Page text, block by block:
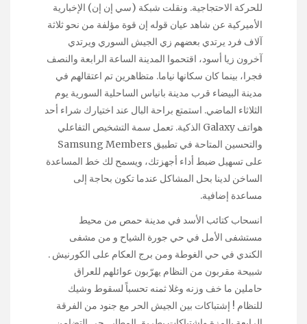
للحركة الاحتجاجية. ونقلت شبكة (سي إن إن) الإخبارية
الأميركية عن شاهد عيان قوله إن قوة مؤلفة من نحو ثلاثة
آلاف فرد يرتدي بعضهم زي الجيش السوري ويرتدي
آخرون زيا أسود، اقتحموا المدينة الساعة الرابعة والنصف
فجرا، بينما كان سكانها نياما. متظاهرين تم اعتقالهم في
مدينة البيضاء قرب مدينة بانياس الساحلية السورية يوم
الثلاثاء الماضي. استمتع براحة البال عند اختيارك شراء أحد
هواتف Galaxy الذكية. تعمل سمة التشخيص التفاعلي
والتحسين المتاحة في تطبيق Samsung Members
على تسهيل ضبط أداء أجهزتك، ويسمح لك خط المساعدة
الساخن لدينا بحل المشاكل عندما تكون بحاجة إلى
مساعدة إضافية.
انسحاب كتائب الأسد في مدينة حمص من محيط
مستشفى الأمل في حي جورة الشياح و من مشفى
الكندي في حي الغوطة ومن برج العكام على الكورنيش .
شبيحة مقربون من النظام يهرّبون عوائلهم للعراق
حاملين ما خف وزنه وغلا ثمنه تحسباً لسقوط وشيك
للنظام ! إشتباكات بين الجيش الحر مع جنود من الفرقة